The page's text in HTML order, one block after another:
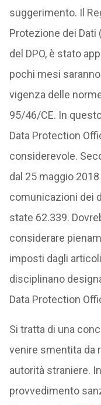
suggerimento. Il
Protezione dei Dati
del DPO, è stato
pochi mesi
vigenza delle
95/46/CE. In
Data Protection
considerevole.
dal 25 maggio
comunicazioni dei
state 62.339.
considerare
imposti dagli
disciplinano
Data Protection
Si tratta di una
venire smentita da
autorità straniere.
provvedimento